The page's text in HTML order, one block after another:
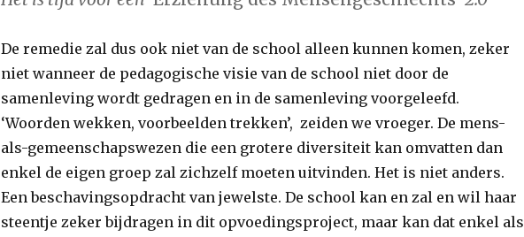
De remedie zal dus ook niet van de school alleen kunnen komen, zeker
niet wanneer de pedagogische visie van de school niet door de
samenleving wordt gedragen en in de samenleving voorgeleefd.
‘Woorden wekken, voorbeelden trekken’, zeiden we vroeger. De mens-
als-gemeenschapswezen die een grotere diversiteit kan omvatten dan
enkel de eigen groep zal zichzelf moeten uitvinden. Het is niet anders.
Een beschavingsopdracht van jewelste. De school kan en zal en wil haar
steentje zeker bijdragen in dit opvoedingsproject, maar kan dat enkel als